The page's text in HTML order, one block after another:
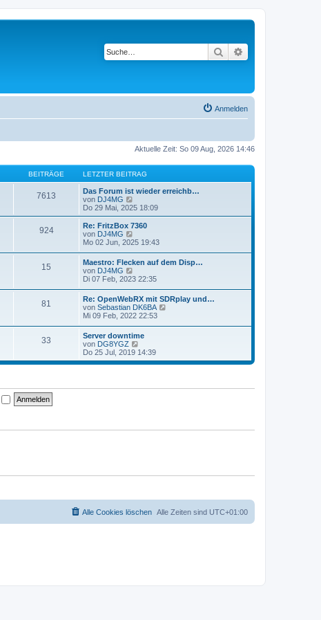
Suche
Anmelden
Aktuelle Zeit: So 09 Aug, 2026 14:46
BEITRÄGE LETZTER BEITRAG
7613
Das Forum ist wieder erreichb…
von DJ4MG
e
u
e
t
r
B
i
t
r
a
g
Do 29 Mai, 2025 18:09
924
Re: FritzBox 7360
von DJ4MG
e
e
s
t
e
r
B
e
i
t
r
a
g
Mo 02 Jun, 2025 19:43
15
Maestro: Flecken auf dem Disp…
von DJ4MG
e
e
s
t
e
r
B
e
i
t
Di 07 Feb, 2023 22:35
81
Re: OpenWebRX mit SDRplay und…
von Sebastian DK6BA
r
i
Mi 09 Feb, 2022 22:53
33
Server downtime
von DG8YGZ
e
u
Do 25 Jul, 2019 14:39
Alle Zeiten sind UTC+01:00
Alle Cookies löschen